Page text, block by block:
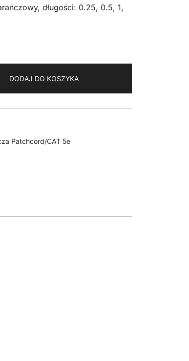
długości: 0.25, 0.5, 1,
DODAJ DO KOSZYKA
Patchcord/CAT 5e